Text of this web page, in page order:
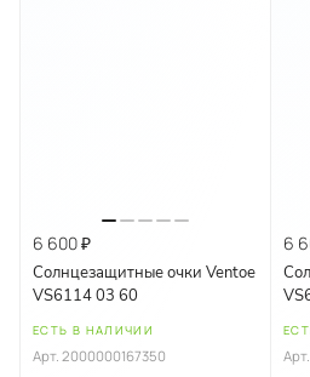
6 600 ₽
Солнцезащитные очки Ventoe
VS6114 03 60
ЕСТЬ В НАЛИЧИИ
Арт. 2000000167350
6
Арт.